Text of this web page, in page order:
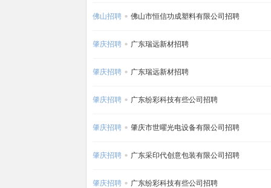
佛山招聘 佛山市恒信功成塑料有限公司招聘
肇庆招聘 广东瑞远新材招聘
肇庆招聘 广东瑞远新材招聘
肇庆招聘 广东纷彩科技有些公司招聘
肇庆招聘 肇庆市世曜光电设备有限公司招聘
肇庆招聘 广东采印代创意包装有限公司招聘
肇庆招聘 广东纷彩科技有些公司招聘